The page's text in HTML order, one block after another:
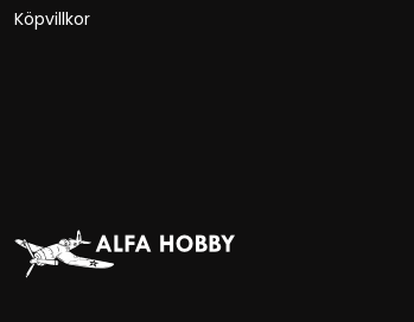
Köpvillkor